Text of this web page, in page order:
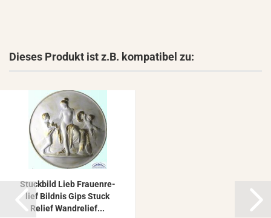
Dieses Produkt ist z.B. kompatibel zu:
Stuck­bild Lieb Frau­en­re­
li­ef Bild­nis Gips Stuck
Re­li­ef Wand­re­li­ef...